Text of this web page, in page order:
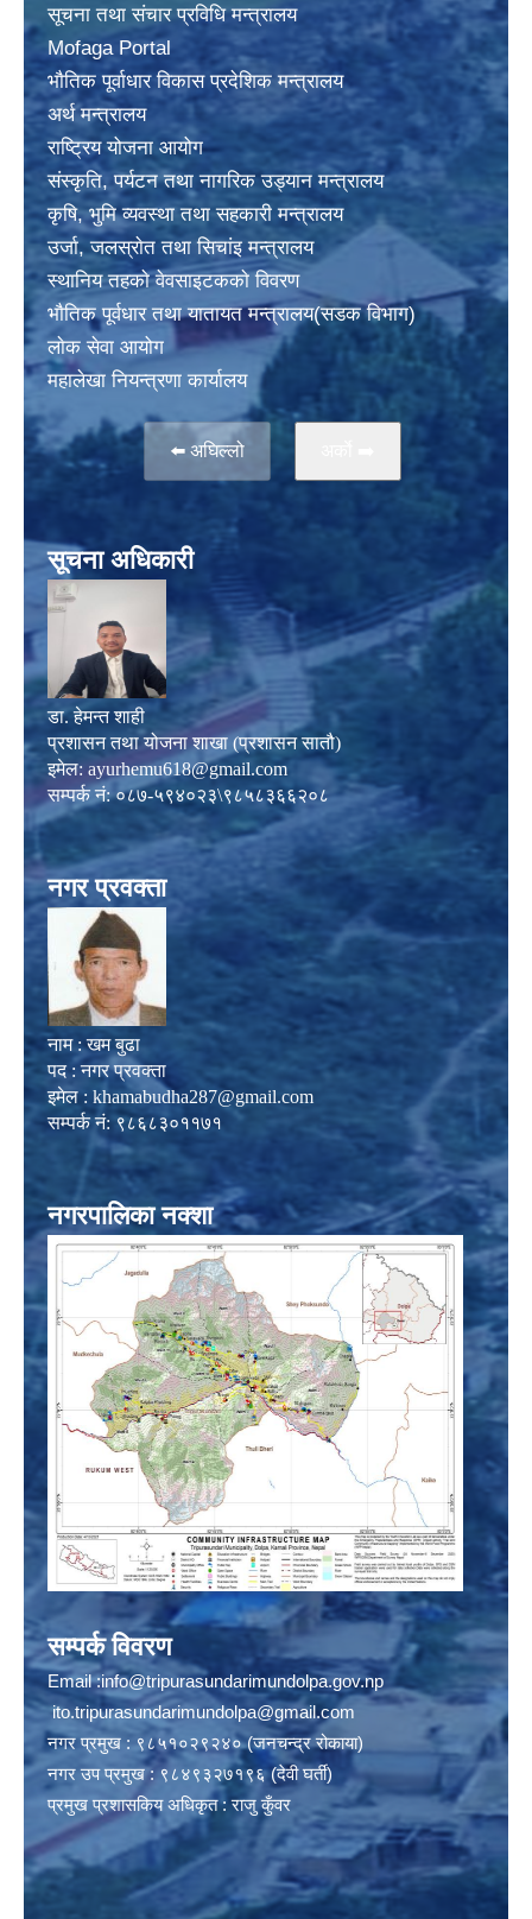
सूचना तथा संचार प्रविधि मन्त्रालय
Mofaga Portal
भाैतिक पूर्वाधार विकास प्रदेशिक मन्त्रालय
अर्थ मन्त्रालय
राष्ट्रिय योजना आयोग
संस्कृति, पर्यटन तथा नागरिक उड्यान मन्त्रालय
कृषि, भुमि व्यवस्था तथा सहकारी मन्त्रालय
उर्जा, जलस्राेत तथा सिचांइ मन्त्रालय
स्थानिय तहकाे वेवसाइटककाे विवरण
भाैतिक पूर्वधार तथा यातायत मन्त्रालय(सडक विभाग)
लाेक सेवा आयोग
महालेखा नियन्त्रणा कार्यालय
⬅️ अघिल्लो
सूचना अधिकारी
डा. हेमन्त शाही
प्रशासन तथा योजना शाखा (प्रशासन सातौ)
इमेल: ayurhemu618@gmail.com
सम्पर्क नं: ०८७-५९४०२३\९८५८३६६२०८
नगर प्रवक्ता
नाम : खम बुढा
पद : नगर प्रवक्ता
इमेल : khamabudha287@gmail.com
सम्पर्क नं: ९८६८३०११७१
नगरपालिका नक्शा
सम्पर्क विवरण
Email :info@tripurasundarimundolpa.gov.np
ito.tripurasundarimundolpa@gmail.com
नगर प्रमुख : ९८५१०२९२४० (जनचन्द्र रोकाया)
नगर उप प्रमुख : ९८४९३२७१९६ (देवी घर्ती)
प्रमुख प्रशासकिय अधिकृत : राजु कुँवर